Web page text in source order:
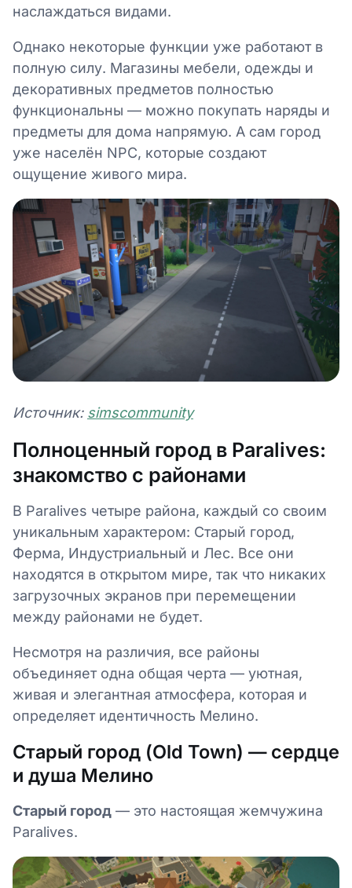
наслаждаться видами.
Однако некоторые функции уже работают в
полную силу. Магазины мебели, одежды и
декоративных предметов полностью
функциональны — можно покупать наряды и
предметы для дома напрямую. А сам город
уже населён NPC, которые создают
ощущение живого мира.
Источник: simscommunity
Полноценный город в Paralives:
знакомство с районами
В Paralives четыре района, каждый со своим
уникальным характером: Старый город,
Ферма, Индустриальный и Лес. Все они
находятся в открытом мире, так что никаких
загрузочных экранов при перемещении
между районами не будет.
Несмотря на различия, все районы
объединяет одна общая черта — уютная,
живая и элегантная атмосфера, которая и
определяет идентичность Мелино.
Старый город (Old Town) — сердце
и душа Мелино
Старый город — это настоящая жемчужина
Paralives.